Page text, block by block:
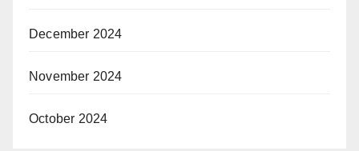
December 2024
November 2024
October 2024